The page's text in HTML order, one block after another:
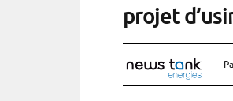
projet